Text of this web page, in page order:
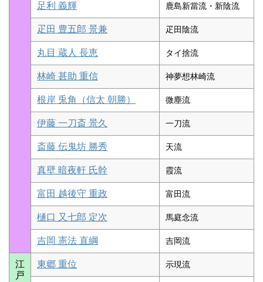
足利 義輝 鹿島新當流・新陰流
疋田 豊五郎 景兼 疋田陰流
丸目 蔵人 長恵 タイ捨流
林崎 甚助 重信 神夢想林崎流
根岸 兎角（信太 朝勝） 微塵流
伊藤 一刀斎 景久 一刀流
斎藤 伝鬼坊 勝秀 天流
真壁 暗夜軒 氏幹 霞流
富田 越後守 重政 富田流
樋口 又七郎 定次 馬庭念流
吉岡 憲法 直綱 吉岡流
江
戸
東郷 重位 示現流